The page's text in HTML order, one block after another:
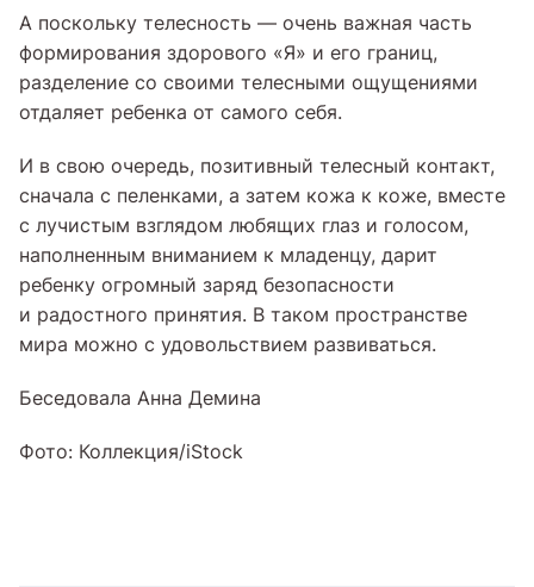
А поскольку телесность — очень важная часть
формирования здорового «Я» и его границ,
разделение со своими телесными ощущениями
отдаляет ребенка от самого себя.
И в свою очередь, позитивный телесный контакт,
сначала с пеленками, а затем кожа к коже, вместе
с лучистым взглядом любящих глаз и голосом,
наполненным вниманием к младенцу, дарит
ребенку огромный заряд безопасности
и радостного принятия. В таком пространстве
мира можно с удовольствием развиваться.
Беседовала Анна Демина
Фото: Коллекция/iStock